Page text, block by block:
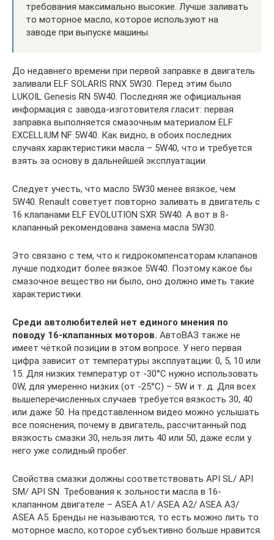
требования максимально высокие. Лучше заливать
то моторное масло, которое используют на
заводе при выпуске машины.
До недавнего времени при первой заправке в двигатель
заливали ELF SOLARIS RNX 5W30. Перед этим было
LUKOIL Genesis RN 5W40. Последняя же официальная
информация с завода-изготовителя гласит: первая
заправка выполняется смазочным материалом ELF
EXCELLIUM NF 5W40. Как видно, в обоих последних
случаях характеристики масла – 5W40, что и требуется
взять за основу в дальнейшей эксплуатации.
Следует учесть, что масло 5W30 менее вязкое, чем
5W40. Renault советует повторно заливать в двигатель с
16 клапанами ELF EVOLUTION SXR 5W40. А вот в 8-
клапанный рекомендована замена масла 5W30.
Это связано с тем, что к гидрокомпенсаторам клапанов
лучше подходит более вязкое 5W40. Поэтому какое бы
смазочное вещество ни было, оно должно иметь такие
характеристики.
Среди автолюбителей нет единого мнения по
поводу 16-клапанных моторов. АвтоВАЗ также не
имеет чёткой позиции в этом вопросе. У него первая
цифра зависит от температуры эксплуатации: 0, 5, 10 или
15. Для низких температур от -30°С нужно использовать
0W, для умеренно низких (от -25°С) – 5W и т. д. Для всех
вышеперечисленных случаев требуется вязкость 30, 40
или даже 50. На представленном видео можно услышать
все пояснения, почему в двигатель, рассчитанный под
вязкость смазки 30, нельзя лить 40 или 50, даже если у
него уже солидный пробег.
Свойства смазки должны соответствовать API SL/ API
SM/ API SN. Требования к зольности масла в 16-
клапанном двигателе – ASEA A1/ ASEA A2/ ASEA A3/
ASEA A5. Бренды не называются, то есть можно лить то
моторное масло, которое субъективно больше нравится.